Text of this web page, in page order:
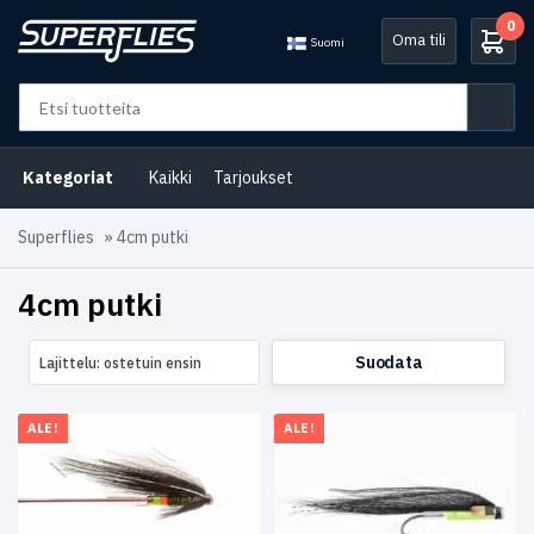
Suomi Oma tili
0
Kategoriat Kaikki Tarjoukset
Superflies » 4cm putki
4cm putki
Virtavesiemme
(10)
(3)
Tarjoukset
(1)
Lajittelu: ostetuin ensin Suodata
ALE! ALE!